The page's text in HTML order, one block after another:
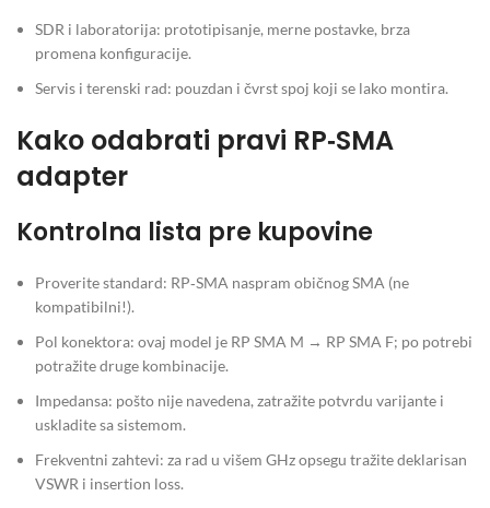
SDR i laboratorija: prototipisanje, merne postavke, brza
promena konfiguracije.
Servis i terenski rad: pouzdan i čvrst spoj koji se lako montira.
Kako odabrati pravi RP‑SMA
adapter
Kontrolna lista pre kupovine
Proverite standard: RP‑SMA naspram običnog SMA (ne
kompatibilni!).
Pol konektora: ovaj model je RP SMA M → RP SMA F; po potrebi
potražite druge kombinacije.
Impedansa: pošto nije navedena, zatražite potvrdu varijante i
uskladite sa sistemom.
Frekventni zahtevi: za rad u višem GHz opsegu tražite deklarisan
VSWR i insertion loss.